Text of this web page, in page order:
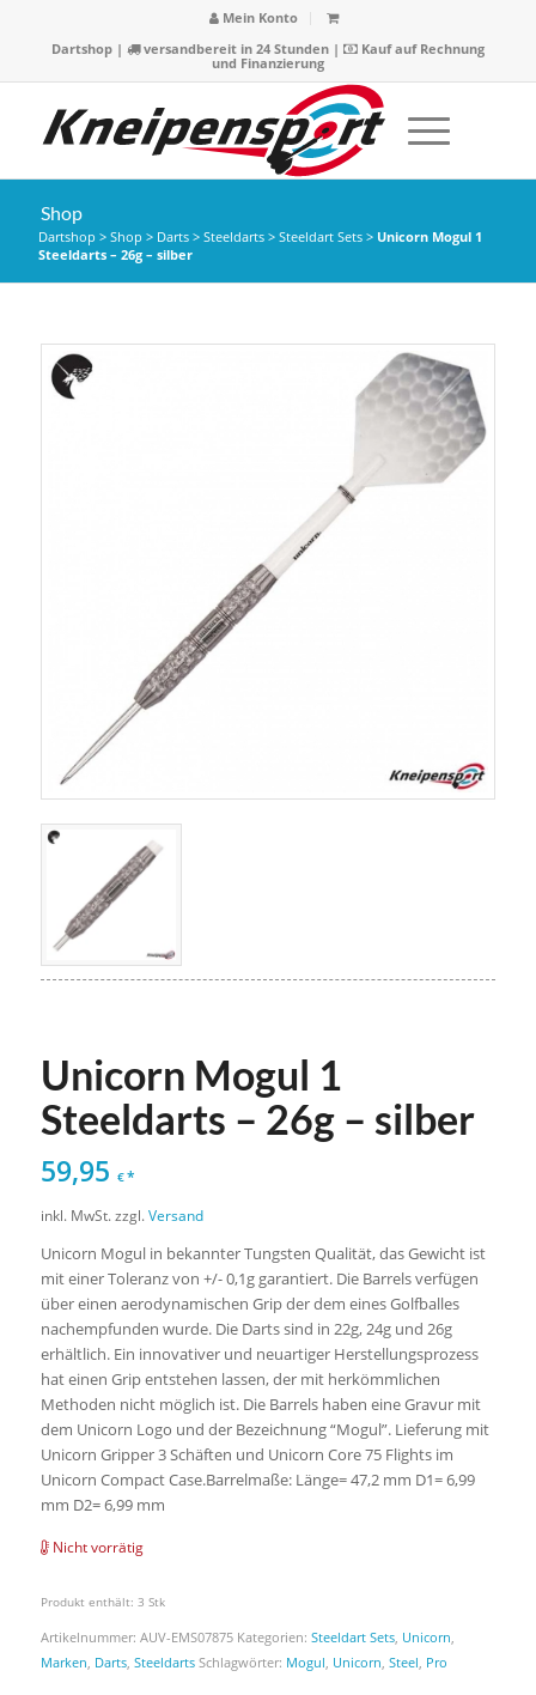
Mein Konto
Dartshop| versandbereit in 24 Stunden |
Kauf auf Rechnung
und Finanzierung
Shop
Dartshop > Shop > Darts> Steeldarts> Steeldart Sets> Unicorn Mogul 1
Steeldarts – 26g – silber
Unicorn Mogul 1
Steeldarts – 26g – silber
59,95 €*
inkl. MwSt. zzgl.Versand
Unicorn Mogul in bekannter Tungsten Qualität, das Gewicht ist
mit einer Toleranz von +/- 0,1g garantiert. Die Barrels verfügen
über einen aerodynamischen Grip der dem eines Golfballes
nachempfunden wurde. Die Darts sind in 22g, 24g und 26g
erhältlich. Ein innovativer und neuartiger Herstellungsprozess
hat einen Grip entstehen lassen, der mit herkömmlichen
Methoden nicht möglich ist. Die Barrels haben eine Gravur mit
dem Unicorn Logo und der Bezeichnung “Mogul”. Lieferung mit
Unicorn Gripper 3 Schäften und Unicorn Core 75 Flights im
Unicorn Compact Case.Barrelmaße: Länge= 47,2 mm D1= 6,99
mm D2= 6,99 mm
Nicht vorrätig
Produkt enthält: 3 Stk
Artikelnummer: AUV-EMS07875 Kategorien: Steeldart Sets, Unicorn
Marken Darts, Steeldarts Schlagwörter: Mogul Unicorn Steel Pro